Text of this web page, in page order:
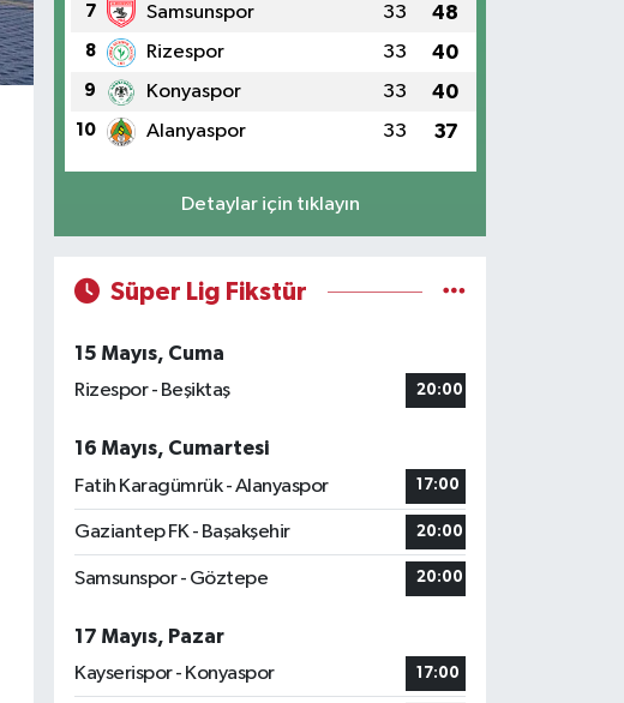
7 Samsunspor 33 48
8 Rizespor 33 40
9 Konyaspor 33 40
10 Alanyaspor 33 37
Detaylar için tıklayın
Süper Lig Fikstür
15 Mayıs, Cuma
Rizespor - Beşiktaş
20:00
16 Mayıs, Cumartesi
Fatih Karagümrük - Alanyaspor
17:00
Gaziantep FK - Başakşehir 20:00
Samsunspor - Göztepe 20:00
17 Mayıs, Pazar
Kayserispor - Konyaspor
17:00